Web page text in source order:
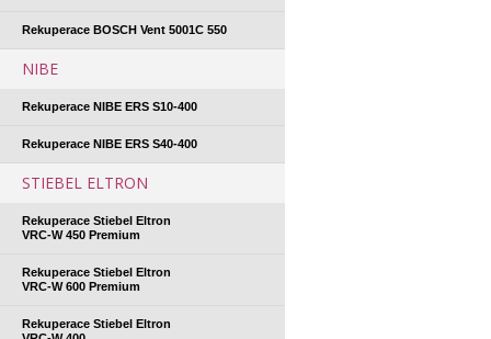
Rekuperace BOSCH Vent 5001C 550
NIBE
Rekuperace NIBE ERS S10-400
Rekuperace NIBE ERS S40-400
STIEBEL ELTRON
Rekuperace Stiebel Eltron
VRC-W 450 Premium
Rekuperace Stiebel Eltron
VRC-W 600 Premium
Rekuperace Stiebel Eltron